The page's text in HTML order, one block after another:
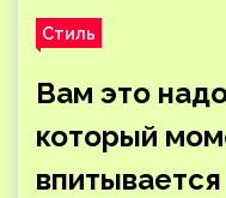
Стиль
Вам это
который